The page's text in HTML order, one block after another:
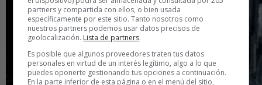
partners y compartida con ellos, o bien usada
específicamente por este sitio. Tanto nosotros como
nuestros partners podemos usar datos precisos de
geolocalización. Lista de partners.
Es posible que algunos proveedores traten tus datos
personales en virtud de un interés legítimo, algo a lo que
puedes oponerte gestionando tus opciones a continuación.
En la parte inferior de esta página o en el menú del sitio,